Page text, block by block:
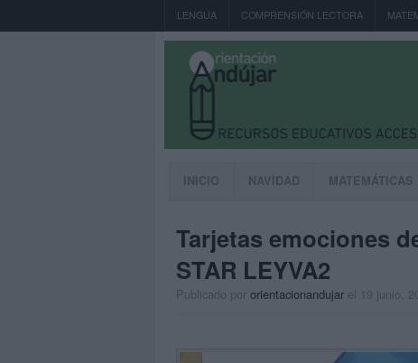
LENGUA COMPRENSIÓN LECTORA
INICIO NAVIDAD MATEMÁTICAS
Tarjetas emociones
STAR LEYVA2
Publicado por orientacionandujar el 19 junio,